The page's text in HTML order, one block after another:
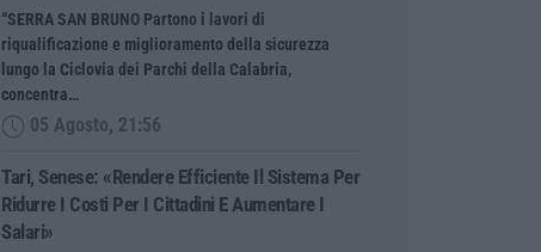
“SERRA SAN BRUNO Partono i lavori di
riqualificazione e miglioramento della sicurezza
lungo la Ciclovia dei Parchi della Calabria,
concentra…
05 Agosto, 21:56
Tari, Senese: «Rendere Efficiente Il Sistema Per
Ridurre I Costi Per I Cittadini E Aumentare I
Salari»